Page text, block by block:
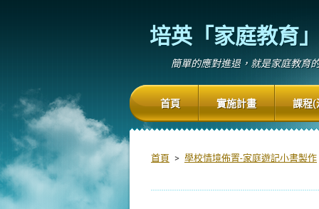
培英「家庭教育
簡單的應對進退，就是家庭教育
首頁 > 學校情境佈置-家庭遊記小書製作
首頁 實施計畫 課程(